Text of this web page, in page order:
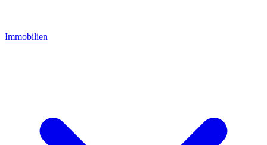
Immobilien